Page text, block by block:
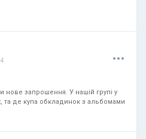
...
запрошення. У нашій групі у
та де купа обкладинок з альбомами